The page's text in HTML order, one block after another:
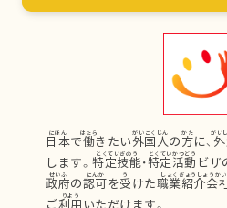
日本で働きたい外国人の方に、
します。特定技能・特定活動 ビザ
政府の認可を受けた職業紹介会
ご利用 いただけます。